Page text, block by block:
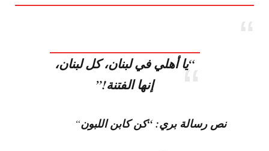
“يا أهلي في لبنان، كل لبنان،
إنها الفتنة!”
نص رسالة بري: “كن كابن اللبون“